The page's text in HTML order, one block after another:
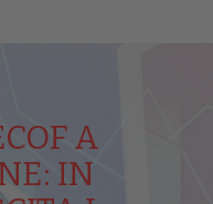
A
IN